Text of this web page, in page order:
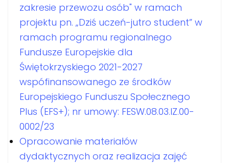
zakresie przewozu osób" w ramach
projektu pn. „Dziś uczeń-jutro student” w
ramach programu regionalnego
Fundusze Europejskie dla
Świętokrzyskiego 2021-2027
wspófinansowanego ze środków
Europejskiego Funduszu Społecznego
Plus (EFS+); nr umowy: FESW.08.03.IZ.00-
0002/23
Opracowanie materiałów
dydaktycznych oraz realizacja zajęć